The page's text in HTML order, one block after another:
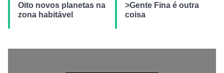
Oito novos planetas na
zona habitável
>Gente Fina é outra
coisa